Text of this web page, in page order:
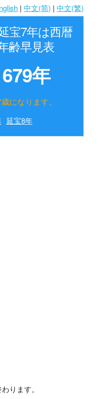
|中文(简) |中文(繁)
宝7年は西暦
齢早見表
年
になります。
延宝8年
ります。